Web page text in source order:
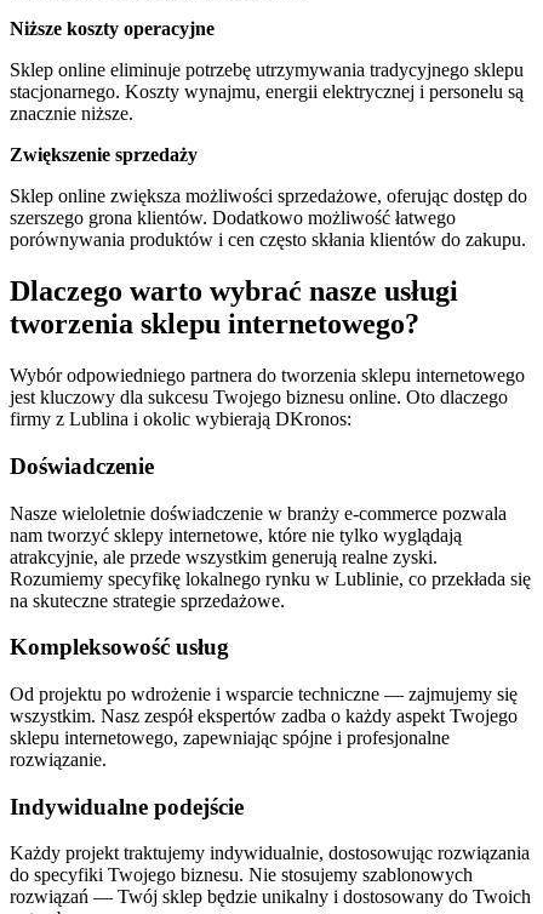
Niższe koszty operacyjne
Sklep online eliminuje potrzebę utrzymywania tradycyjnego sklepu
stacjonarnego. Koszty wynajmu, energii elektrycznej i personelu są
znacznie niższe.
Zwiększenie sprzedaży
Sklep online zwiększa możliwości sprzedażowe, oferując dostęp do
szerszego grona klientów. Dodatkowo możliwość łatwego
porównywania produktów i cen często skłania klientów do zakupu.
Dlaczego warto wybrać nasze usługi
tworzenia sklepu internetowego?
Wybór odpowiedniego partnera do tworzenia sklepu internetowego
jest kluczowy dla sukcesu Twojego biznesu online. Oto dlaczego
firmy z Lublina i okolic wybierają DKronos:
Doświadczenie
Nasze wieloletnie doświadczenie w branży e-commerce pozwala
nam tworzyć sklepy internetowe, które nie tylko wyglądają
atrakcyjnie, ale przede wszystkim generują realne zyski.
Rozumiemy specyfikę lokalnego rynku w Lublinie, co przekłada się
na skuteczne strategie sprzedażowe.
Kompleksowość usług
Od projektu po wdrożenie i wsparcie techniczne — zajmujemy się
wszystkim. Nasz zespół ekspertów zadba o każdy aspekt Twojego
sklepu internetowego, zapewniając spójne i profesjonalne
rozwiązanie.
Indywidualne podejście
Każdy projekt traktujemy indywidualnie, dostosowując rozwiązania
do specyfiki Twojego biznesu. Nie stosujemy szablonowych
rozwiązań — Twój sklep będzie unikalny i dostosowany do Twoich